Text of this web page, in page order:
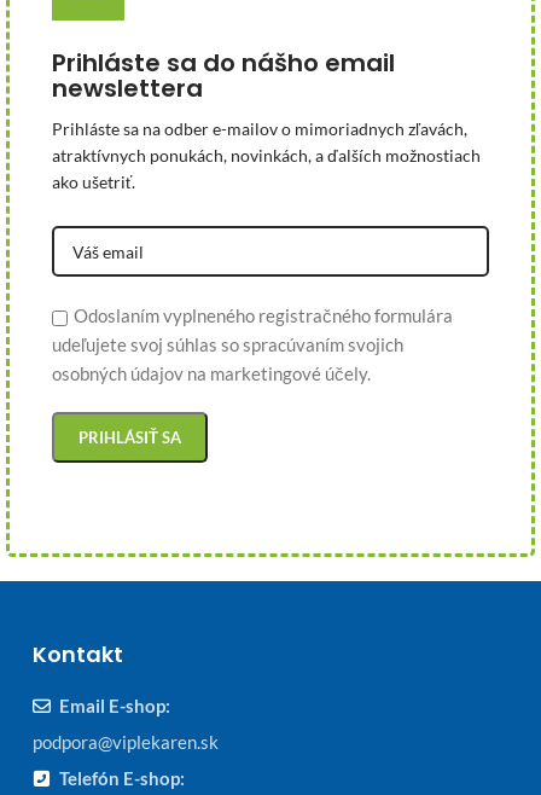
Prihláste sa do nášho email
newslettera
Prihláste sa na odber e-mailov o mimoriadnych zľavách,
atraktívnych ponukách, novinkách, a ďalších možnostiach
ako ušetriť.
Odoslaním vyplneného registračného formulára
udeľujete svoj súhlas so spracúvaním svojich
osobných údajov na marketingové účely.
Kontakt
Email E-shop:
podpora@viplekaren.sk
Telefón E-shop: